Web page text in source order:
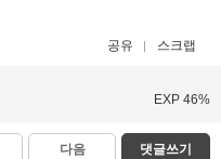
공유 스크랩
EXP 46%
다음 댓글쓰기